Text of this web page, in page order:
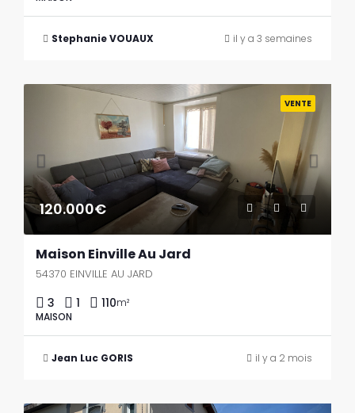
Stephanie VOUAUX il y a 3 semaines
VENTE
120.000€
Previous Next
Maison Einville Au Jard
54370 EINVILLE AU JARD
3 1 110m²
MAISON
Jean Luc GORIS il y a 2 mois